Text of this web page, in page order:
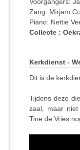
Voorgangers:
Zang: Mirjam
Piano: Nettie
Collecte :
Kerkdienst -
Dit is de
Tijdens deze
zaal, maar
Tine de Vries